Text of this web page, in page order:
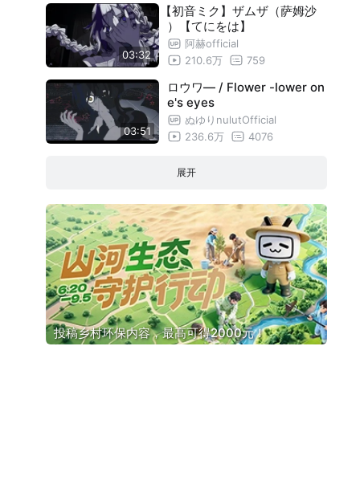
03:32
【初音ミク】ザムザ（萨姆沙
）【てにをは】
阿赫official
210.6万
759
03:51
ロウワ― / Flower -lower on
e's eyes
ぬゆりnulutOfficial
236.6万
4076
展开
投稿乡村环保内容，最高可得2000元！